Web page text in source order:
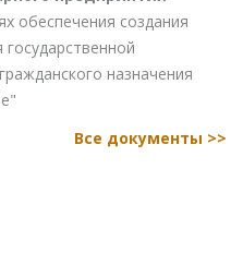
обеспечения создания
назначения
Все документы >>